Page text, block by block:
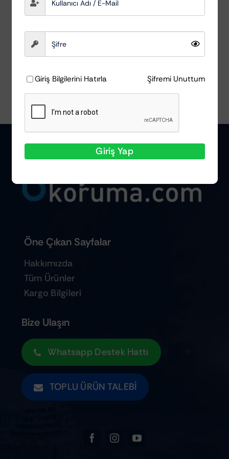
Öne Çıkan Sayfalar
Hakkımızda
Tüm Ürünler
Kargo Bilgileri
Bize Ulaşın
Whatsapp Destek Hattı
TOPLU ÜRÜN TALEBI
Giriş Bilgilerini Hatırla Şifremi Unuttum
Giriş Yap